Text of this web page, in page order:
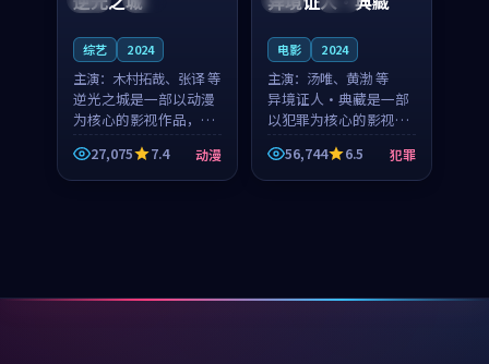
综艺 2024
主演： 木村拓哉、张译 等
逆光之城是一部以动漫
为核心的影视作品，围
绕危机、反转与人物成
长展开，整体节奏紧
凑，值得推荐观看。
27,075 7.4 动漫
电影 2024
主演： 汤唯、黄渤 等
异境证人·典藏是一部
以犯罪为核心的影视作
品，围绕危机、反转与
人物成长展开，整体节
奏紧凑，值得推荐观
56,744 6.5 犯罪